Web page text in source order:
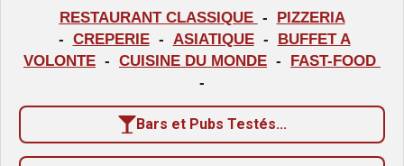
RESTAURANT CLASSIQUE - PIZZERIA
- CREPERIE- ASIATIQUE- BUFFET A
VOLONTE - CUISINE DU MONDE - FAST-FOOD
-
Bars et Pubs Testés...